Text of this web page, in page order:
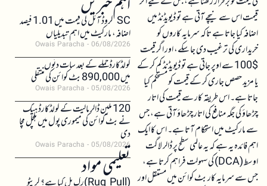
قیمت اس سے نیچے آتی ہے تو ڈیویڈنڈ میں
اضافہ کیا جاتا ہے تاکہ سرمایہ کاروں کو
خریداری کی ترغیب دی جا سکے، اور اگر قیمت
$100 سے اوپر جاتی ہے تو ڈیویڈنڈ کم کر کے
یا مزید حصص جاری کر کے قیمت کو مستحکم کیا
جاتا ہے۔ اس طریقہ کار سے قیمت کی اتار
چڑھاؤ کی جگہ منافع کی اتار چڑھاؤ آتی ہے، جس
سے مارکیٹ میں استحکام آتا ہے۔ اس کا ایک
اہم فائدہ یہ ہے کہ یہ عالمی سطح پر ڈالر لاگت
اوسط (DCA) کی سہولت فراہم کرتا ہے،
جس سے سرمایہ کار بٹ کوائن میں مستقل اور
SC کروڈ آئل کی قیمت میں 1.01 فیصد
اضافہ، مارکیٹ میں اہم تبدیلیاں
Owais Paracha 06/08/2026
کولڈکارڈ حملے کے بعد سات دنوں
میں 890,000 بٹ کوائن کی منتقلی
Owais Paracha 05/08/2026
120 ملین ڈالر مالیت کے کولڈکارڈ ہیک
نے بٹ کوائن کی میموری پول میں ہلچل مچا
دی
Owais Paracha 05/08/2026
تعلیمی مواد